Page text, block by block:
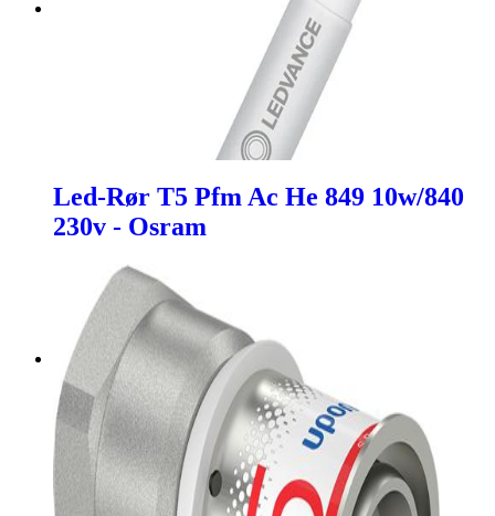
Led-Rør T5 Pfm Ac He 849 10w/840
230v - Osram